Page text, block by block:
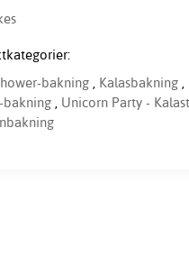
bakning
Kalasbakning
bakning
Unicorn Party -